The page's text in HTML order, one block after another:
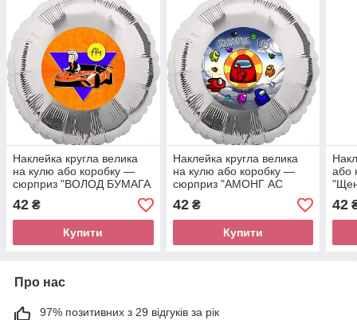
Наклейка кругла велика
на кулю або коробку —
сюрприз "ВОЛОД БУМАГА
( ВОЛОД А4)", діаметр 14
СМ.
42 ₴
Купити
Наклейка кругла велика
на кулю або коробку —
сюрприз "АМОНГ АС
(Among Us), діаметр 14
СМ.
42₴
Купити
або
42
Про нас
97% позитивних з 29 відгуків за рік